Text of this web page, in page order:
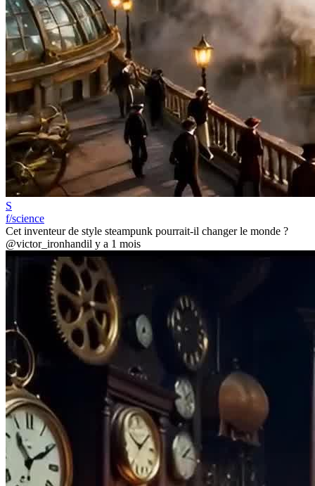
S
f/science
Cet inventeur de style steampunk pourrait-il changer le monde ?
@victor_ironhandil y a 1 mois